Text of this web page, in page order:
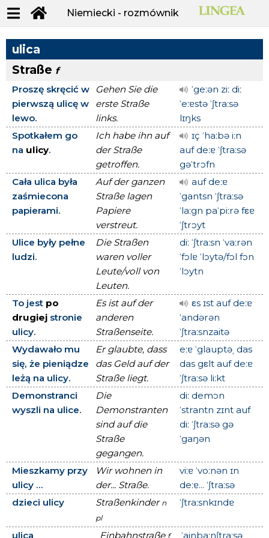
Niemiecki - rozmównik
ulica
Straße f
Proszę skręcić w
pierwszą ulicę w
lewo.
Gehen Sie die
erste Straße
links.
ˈgeːən ziː diː
ˈeːɐstə ˈʃtraːsə
lɪŋks
Spotkałem go
na ulicy.
Ich habe ihn auf
der Straße
getroffen.
ɪç ˈhaːbə iːn
auf deːɐ ˈʃtraːsə
gəˈtrɔfn
Cała ulica była
zaśmiecona
papierami.
Auf der ganzen
Straße lagen
Papiere
verstreut.
auf deːɐ
ˈgantsn ˈʃtraːsə
ˈlaːgn paˈpiːrə fεɐ
ˈʃtrɔyt
Ulice były pełne
ludzi.
Die Straßen
waren voller
Leute/voll von
Leuten.
diː ˈʃtraːsn ˈvaːrən
ˈfɔlɐ ˈlɔytə/fɔl fɔn
ˈlɔytn
To jest po
drugiej stronie
ulicy.
Es ist auf der
anderen
Straßenseite.
εs ɪst auf deːɐ
ˈandərən
ˈʃtraːsnzaitə
Wydawało mu
się, że pieniądze
leżą na ulicy.
Er glaubte, dass
das Geld auf der
Straße liegt.
eːɐ ˈglauptəˌ das
das gεlt auf deːɐ
ˈʃtraːsə liːkt
Demonstranci
wyszli na ulice.
Die
Demonstranten
sind auf die
Straße
gegangen.
diː demɔn
ˈstrantn zɪnt auf
diː ˈʃtraːsə gə
ˈgaŋən
Mieszkamy przy
ulicy ...
Wir wohnen in
der... Straße.
viːɐ ˈvoːnən ɪn
deːɐ... ˈʃtraːsə
dzieci ulicy
Straßenkinder n
pl
ˈʃtraːsnkɪndɐ
ulica Einbahnstraße f ˈainbaːnʃtraːsə